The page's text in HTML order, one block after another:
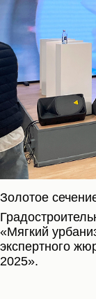
Золотое
«Мягкий
экспертного
2025».